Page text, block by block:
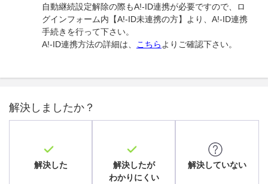
自動継続設定解除の際もA!-ID連携が必要ですので、ロ
グインフォーム内【A!-ID未連携の方】より、A!-ID連携
手続きを行って下さい。
A!-ID連携方法の詳細は、
こちら よりご確認下さい。
解決しましたか？
解決した
解決したが
わかりにくい
解決していない